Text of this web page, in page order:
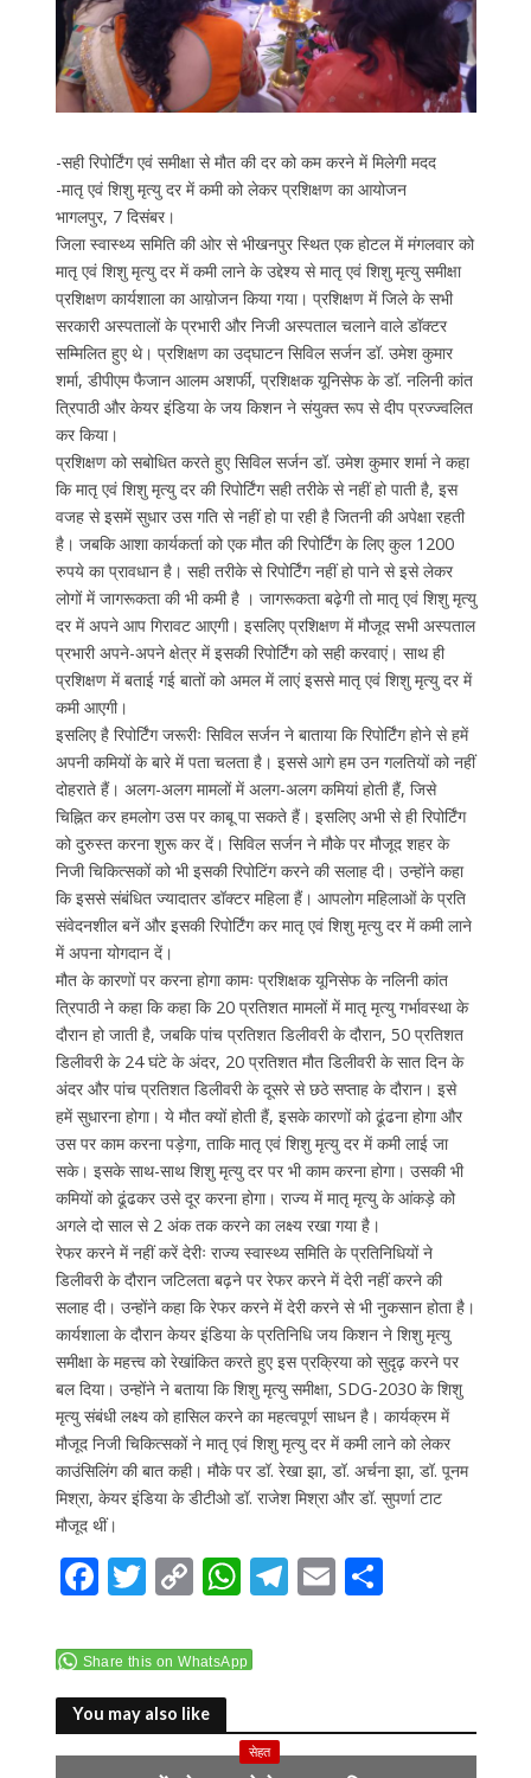
-सही रिपोर्टिंग एवं समीक्षा से मौत की दर को कम करने में मिलेगी मदद
-मातृ एवं शिशु मृत्यु दर में कमी को लेकर प्रशिक्षण का आयोजन
भागलपुर, 7 दिसंबर।
जिला स्वास्थ्य समिति की ओर से भीखनपुर स्थित एक होटल में मंगलवार को
मातृ एवं शिशु मृत्यु दर में कमी लाने के उद्देश्य से मातृ एवं शिशु मृत्यु समीक्षा
प्रशिक्षण कार्यशाला का आय़ोजन किया गया। प्रशिक्षण में जिले के सभी
सरकारी अस्पतालों के प्रभारी और निजी अस्पताल चलाने वाले डॉक्टर
सम्मिलित हुए थे। प्रशिक्षण का उद्घाटन सिविल सर्जन डॉ. उमेश कुमार
शर्मा, डीपीएम फैजान आलम अशर्फी, प्रशिक्षक यूनिसेफ के डॉ. नलिनी कांत
त्रिपाठी और केयर इंडिया के जय किशन ने संयुक्त रूप से दीप प्रज्ज्वलित
कर किया।
प्रशिक्षण को सबोधित करते हुए सिविल सर्जन डॉ. उमेश कुमार शर्मा ने कहा
कि मातृ एवं शिशु मृत्यु दर की रिपोर्टिंग सही तरीके से नहीं हो पाती है, इस
वजह से इसमें सुधार उस गति से नहीं हो पा रही है जितनी की अपेक्षा रहती
है। जबकि आशा कार्यकर्ता को एक मौत की रिपोर्टिंग के लिए कुल 1200
रुपये का प्रावधान है। सही तरीके से रिपोर्टिंग नहीं हो पाने से इसे लेकर
लोगों में जागरूकता की भी कमी है । जागरूकता बढ़ेगी तो मातृ एवं शिशु मृत्यु
दर में अपने आप गिरावट आएगी। इसलिए प्रशिक्षण में मौजूद सभी अस्पताल
प्रभारी अपने-अपने क्षेत्र में इसकी रिपोर्टिंग को सही करवाएं। साथ ही
प्रशिक्षण में बताई गई बातों को अमल में लाएं इससे मातृ एवं शिशु मृत्यु दर में
कमी आएगी।
इसलिए है रिपोर्टिंग जरूरीः सिविल सर्जन ने बाताया कि रिपोर्टिंग होने से हमें
अपनी कमियों के बारे में पता चलता है। इससे आगे हम उन गलतियों को नहीं
दोहराते हैं। अलग-अलग मामलों में अलग-अलग कमियां होती हैं, जिसे
चिह्नित कर हमलोग उस पर काबू पा सकते हैं। इसलिए अभी से ही रिपोर्टिंग
को दुरुस्त करना शुरू कर दें। सिविल सर्जन ने मौके पर मौजूद शहर के
निजी चिकित्सकों को भी इसकी रिपोटिंग करने की सलाह दी। उन्होंने कहा
कि इससे संबंधित ज्यादातर डॉक्टर महिला हैं। आपलोग महिलाओं के प्रति
संवेदनशील बनें और इसकी रिपोर्टिंग कर मातृ एवं शिशु मृत्यु दर में कमी लाने
में अपना योगदान दें।
मौत के कारणों पर करना होगा कामः प्रशिक्षक यूनिसेफ के नलिनी कांत
त्रिपाठी ने कहा कि कहा कि 20 प्रतिशत मामलों में मातृ मृत्यु गर्भावस्था के
दौरान हो जाती है, जबकि पांच प्रतिशत डिलीवरी के दौरान, 50 प्रतिशत
डिलीवरी के 24 घंटे के अंदर, 20 प्रतिशत मौत डिलीवरी के सात दिन के
अंदर और पांच प्रतिशत डिलीवरी के दूसरे से छठे सप्ताह के दौरान। इसे
हमें सुधारना होगा। ये मौत क्यों होती हैं, इसके कारणों को ढूंढना होगा और
उस पर काम करना पड़ेगा, ताकि मातृ एवं शिशु मृत्यु दर में कमी लाई जा
सके। इसके साथ-साथ शिशु मृत्यु दर पर भी काम करना होगा। उसकी भी
कमियों को ढूंढकर उसे दूर करना होगा। राज्य में मातृ मृत्यु के आंकड़े को
अगले दो साल से 2 अंक तक करने का लक्ष्य रखा गया है।
रेफर करने में नहीं करें देरीः राज्य स्वास्थ्य समिति के प्रतिनिधियों ने
डिलीवरी के दौरान जटिलता बढ़ने पर रेफर करने में देरी नहीं करने की
सलाह दी। उन्होंने कहा कि रेफर करने में देरी करने से भी नुकसान होता है।
कार्यशाला के दौरान केयर इंडिया के प्रतिनिधि जय किशन ने शिशु मृत्यु
समीक्षा के महत्त्व को रेखांकित करते हुए इस प्रक्रिया को सुदृढ़ करने पर
बल दिया। उन्होंने ने बताया कि शिशु मृत्यु समीक्षा, SDG-2030 के शिशु
मृत्यु संबंधी लक्ष्य को हासिल करने का महत्वपूर्ण साधन है। कार्यक्रम में
मौजूद निजी चिकित्सकों ने मातृ एवं शिशु मृत्यु दर में कमी लाने को लेकर
काउंसिलिंग की बात कही। मौके पर डॉ. रेखा झा, डॉ. अर्चना झा, डॉ. पूनम
मिश्रा, केयर इंडिया के डीटीओ डॉ. राजेश मिश्रा और डॉ. सुपर्णा टाट
मौजूद थीं।
F
e
b
o
o
T
itt
er
C
p
y
Li
n
W
at
A
p
T
a
m
E S
Share this on WhatsApp
You may also like
सेहत